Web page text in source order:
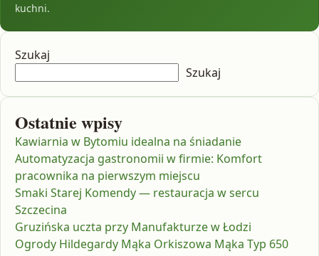
kuchni.
Szukaj
Szukaj
Ostatnie wpisy
Kawiarnia w Bytomiu idealna na śniadanie
Automatyzacja gastronomii w firmie: Komfort
pracownika na pierwszym miejscu
Smaki Starej Komendy — restauracja w sercu
Szczecina
Gruzińska uczta przy Manufakturze w Łodzi
Ogrody Hildegardy Mąka Orkiszowa Mąka Typ 650